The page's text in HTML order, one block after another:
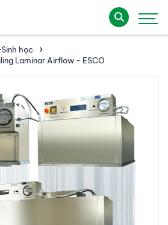
Sinh học
Laminar Airflow - ESCO